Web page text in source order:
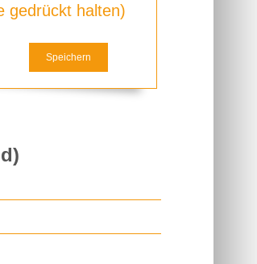
gedrückt halten)
Speichern